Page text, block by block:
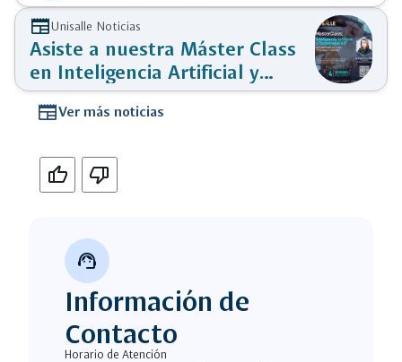
newspaperUnisalle Noticias
Asiste a nuestra Máster Class
en Inteligencia Artificial y
Tecnologías 4.0
newspaperVer más noticias
Si No
support_agent
Información de
Contacto
Horario de Atención